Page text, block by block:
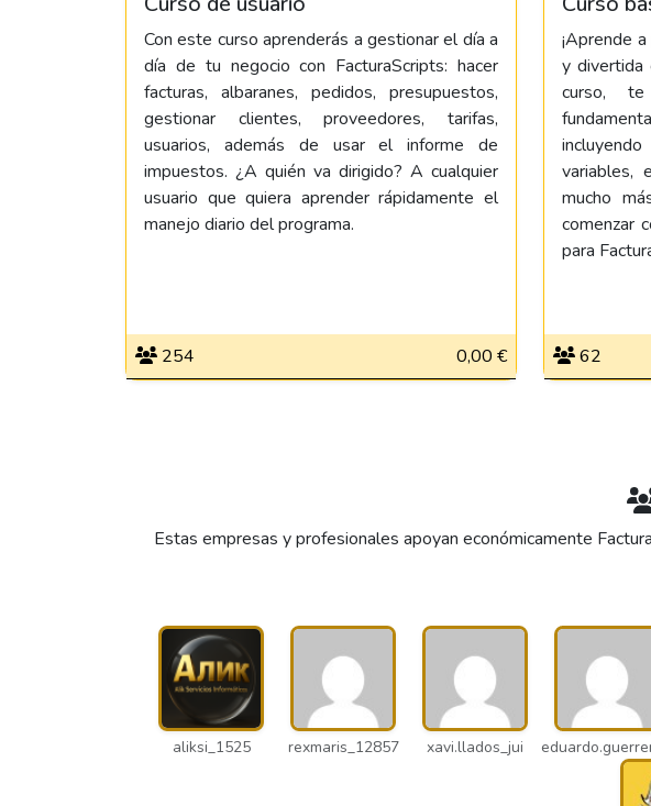
Con este curso aprenderás a gestionar el día a
día de tu negocio con FacturaScripts: hacer
facturas, albaranes, pedidos, presupuestos,
gestionar clientes, proveedores, tarifas,
usuarios, además de usar el informe de
impuestos. ¿A quién va dirigido? A cualquier
usuario que quiera aprender rápidamente el
manejo diario del programa.
254 0,00 €
¡Aprende
y divertida
curso, te
variables,
mucho
comenzar
para
62
Estas empresas y profesionales apoyan económicamente
aliksi_1525 rexmaris_12857 xavi.llados_jui